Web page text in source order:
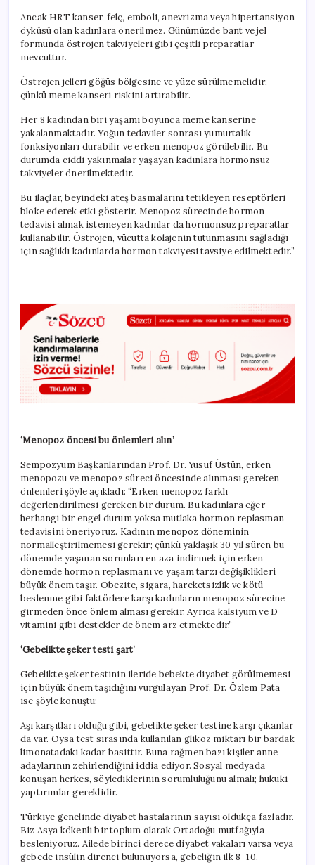
Ancak HRT kanser, felç, emboli, anevrizma veya hipertansiyon
öyküsü olan kadınlara önerilmez. Günümüzde bant ve jel
formunda östrojen takviyeleri gibi çeşitli preparatlar
mevcuttur.
Östrojen jelleri göğüs bölgesine ve yüze sürülmemelidir;
çünkü meme kanseri riskini artırabilir.
Her 8 kadından biri yaşamı boyunca meme kanserine
yakalanmaktadır. Yoğun tedaviler sonrası yumurtalık
fonksiyonları durabilir ve erken menopoz görülebilir. Bu
durumda ciddi yakınmalar yaşayan kadınlara hormonsuz
takviyeler önerilmektedir.
Bu ilaçlar, beyindeki ateş basmalarını tetikleyen reseptörleri
bloke ederek etki gösterir. Menopoz sürecinde hormon
tedavisi almak istemeyen kadınlar da hormonsuz preparatlar
kullanabilir. Östrojen, vücutta kolajenin tutunmasını sağladığı
için sağlıklı kadınlarda hormon takviyesi tavsiye edilmektedir.”
‘Menopoz öncesi bu önlemleri alın’
Sempozyum Başkanlarından Prof. Dr. Yusuf Üstün, erken
menopozu ve menopoz süreci öncesinde alınması gereken
önlemleri şöyle açıkladı: “Erken menopoz farklı
değerlendirilmesi gereken bir durum. Bu kadınlara eğer
herhangi bir engel durum yoksa mutlaka hormon replasman
tedavisini öneriyoruz. Kadının menopoz döneminin
normalleştirilmemesi gerekir; çünkü yaklaşık 30 yıl süren bu
dönemde yaşanan sorunları en aza indirmek için erken
dönemde hormon replasmanı ve yaşam tarzı değişiklikleri
büyük önem taşır. Obezite, sigara, hareketsizlik ve kötü
beslenme gibi faktörlere karşı kadınların menopoz sürecine
girmeden önce önlem alması gerekir. Ayrıca kalsiyum ve D
vitamini gibi destekler de önem arz etmektedir.”
‘Gebelikte şeker testi şart’
Gebelikte şeker testinin ileride bebekte diyabet görülmemesi
için büyük önem taşıdığını vurgulayan Prof. Dr. Özlem Pata
ise şöyle konuştu:
Aşı karşıtları olduğu gibi, gebelikte şeker testine karşı çıkanlar
da var. Oysa test sırasında kullanılan glikoz miktarı bir bardak
limonatadaki kadar basittir. Buna rağmen bazı kişiler anne
adaylarının zehirlendiğini iddia ediyor. Sosyal medyada
konuşan herkes, söylediklerinin sorumluluğunu almalı; hukuki
yaptırımlar gereklidir.
Türkiye genelinde diyabet hastalarının sayısı oldukça fazladır.
Biz Asya kökenli bir toplum olarak Ortadoğu mutfağıyla
besleniyoruz. Ailede birinci derece diyabet vakaları varsa veya
gebede insülin direnci bulunuyorsa, gebeliğin ilk 8–10.